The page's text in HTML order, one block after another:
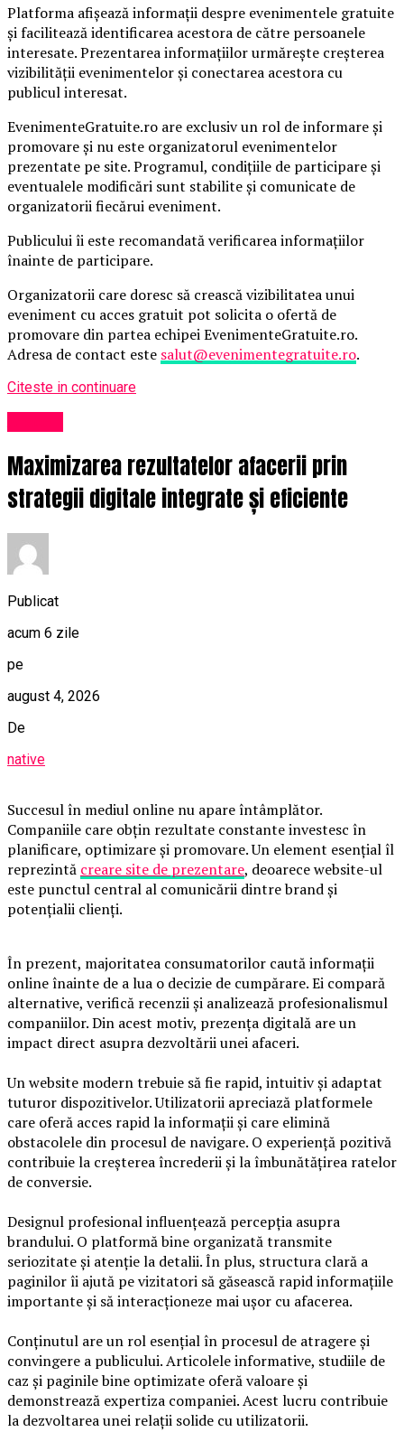
Platforma afișează informații despre evenimentele gratuite
și facilitează identificarea acestora de către persoanele
interesate. Prezentarea informațiilor urmărește creșterea
vizibilității evenimentelor și conectarea acestora cu
publicul interesat.
EvenimenteGratuite.ro are exclusiv un rol de informare și
promovare și nu este organizatorul evenimentelor
prezentate pe site. Programul, condițiile de participare și
eventualele modificări sunt stabilite și comunicate de
organizatorii fiecărui eveniment.
Publicului îi este recomandată verificarea informațiilor
înainte de participare.
Organizatorii care doresc să crească vizibilitatea unui
eveniment cu acces gratuit pot solicita o ofertă de
promovare din partea echipei EvenimenteGratuite.ro.
Adresa de contact este salut@evenimentegratuite.ro.
Citeste in continuare
Maximizarea rezultatelor afacerii prin
strategii digitale integrate și eficiente
Publicat
acum 6 zile
pe
august 4, 2026
De
native
Succesul în mediul online nu apare întâmplător.
Companiile care obțin rezultate constante investesc în
planificare, optimizare și promovare. Un element esențial îl
reprezintă creare site de prezentare, deoarece website-ul
este punctul central al comunicării dintre brand și
potențialii clienți.
În prezent, majoritatea consumatorilor caută informații
online înainte de a lua o decizie de cumpărare. Ei compară
alternative, verifică recenzii și analizează profesionalismul
companiilor. Din acest motiv, prezența digitală are un
impact direct asupra dezvoltării unei afaceri.
Un website modern trebuie să fie rapid, intuitiv și adaptat
tuturor dispozitivelor. Utilizatorii apreciază platformele
care oferă acces rapid la informații și care elimină
obstacolele din procesul de navigare. O experiență pozitivă
contribuie la creșterea încrederii și la îmbunătățirea ratelor
de conversie.
Designul profesional influențează percepția asupra
brandului. O platformă bine organizată transmite
seriozitate și atenție la detalii. În plus, structura clară a
paginilor îi ajută pe vizitatori să găsească rapid informațiile
importante și să interacționeze mai ușor cu afacerea.
Conținutul are un rol esențial în procesul de atragere și
convingere a publicului. Articolele informative, studiile de
caz și paginile bine optimizate oferă valoare și
demonstrează expertiza companiei. Acest lucru contribuie
la dezvoltarea unei relații solide cu utilizatorii.